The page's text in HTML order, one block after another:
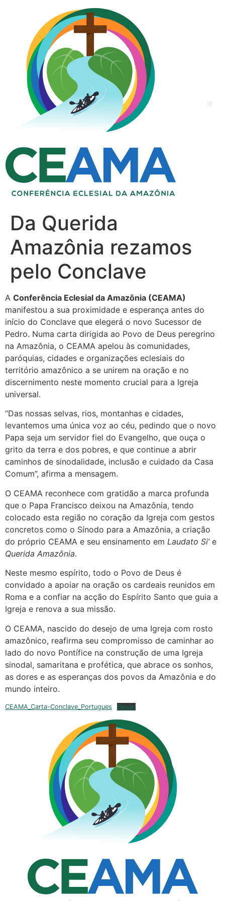
Da Querida
Amazônia rezamos
pelo Conclave
A Conferência Eclesial da Amazônia (CEAMA)
manifestou a sua proximidade e esperança antes do
início do Conclave que elegerá o novo Sucessor de
Pedro. Numa carta dirigida ao Povo de Deus peregrino
na Amazônia, o CEAMA apelou às comunidades,
paróquias, cidades e organizações eclesiais do
território amazônico a se unirem na oração e no
discernimento neste momento crucial para a Igreja
universal.
“Das nossas selvas, rios, montanhas e cidades,
levantemos uma única voz ao céu, pedindo que o novo
Papa seja um servidor fiel do Evangelho, que ouça o
grito da terra e dos pobres, e que continue a abrir
caminhos de sinodalidade, inclusão e cuidado da Casa
Comum”, afirma a mensagem.
O CEAMA reconhece com gratidão a marca profunda
que o Papa Francisco deixou na Amazônia, tendo
colocado esta região no coração da Igreja com gestos
concretos como o Sínodo para a Amazônia, a criação
do próprio CEAMA e seu ensinamento em Laudato Si’e
Querida Amazônia.
Neste mesmo espírito, todo o Povo de Deus é
convidado a apoiar na oração os cardeais reunidos em
Roma e a confiar na acção do Espírito Santo que guia a
Igreja e renova a sua missão.
O CEAMA, nascido do desejo de uma Igreja com rosto
amazônico, reafirma seu compromisso de caminhar ao
lado do novo Pontífice na construção de uma Igreja
sinodal, samaritana e profética, que abrace os sonhos,
as dores e as esperanças dos povos da Amazônia e do
mundo inteiro.
CEAMA_Carta-Conclave_Portugues Baixar